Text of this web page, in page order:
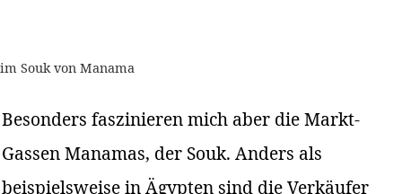
im Souk von Manama
Besonders faszinieren mich aber die Markt-
Gassen Manamas, der Souk. Anders als
beispielsweise in Ägypten sind die Verkäufer